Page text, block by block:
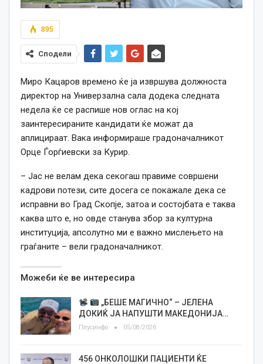
895
Сподели
Миро Кацаров времено ќе ја извршува должноста
директор на Универзална сала додека следната
недела ќе се распише нов оглас на кој
заинтересираните кандидати ќе можат да
аплицираат. Вака информираше градоначалникот
Орце Ѓорѓиевски за Курир.
– Јас не велам дека секогаш правиме совршени
кадрови потези, сите досега се покажале дека се
исправни во Град Скопје, затоа и состојбата е таква
каква што е, но овде станува збор за културна
институција, апсолутно ми е важно мислењето на
граѓаните – вели градоначалникот.
Можеби ќе ве интересира
„БЕШЕ МАГИЧНО“ – ЈЕЛЕНА
ДОКИЌ ЈА НАПУШТИ МАКЕДОНИЈА…
Плусинфо 05/08/2026
456 ОНКОЛОШКИ ПАЦИЕНТИ ЌЕ